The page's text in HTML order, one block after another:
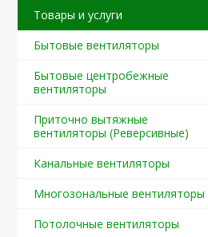
Товары и услуги
Бытовые вентиляторы
Бытовые центробежные
вентиляторы
Приточно вытяжные
вентиляторы (Реверсивные)
Канальные вентиляторы
Многозональные вентиляторы
Потолочные вентиляторы